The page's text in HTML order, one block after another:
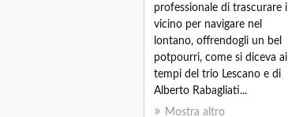
professionale di trascurare il
vicino per navigare nel
lontano, offrendogli un bel
potpourri, come si diceva ai
tempi del trio Lescano e di
Alberto Rabagliati...
Mostra altro